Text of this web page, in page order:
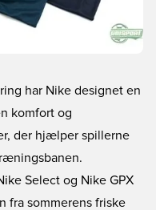
har Nike designet en
komfort og
der hjælper spillerne
Select og Nike GPX
fra sommerens friske